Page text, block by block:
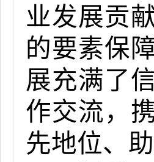
业发展贡
的要素保
展充满了
作交流，
先地位、